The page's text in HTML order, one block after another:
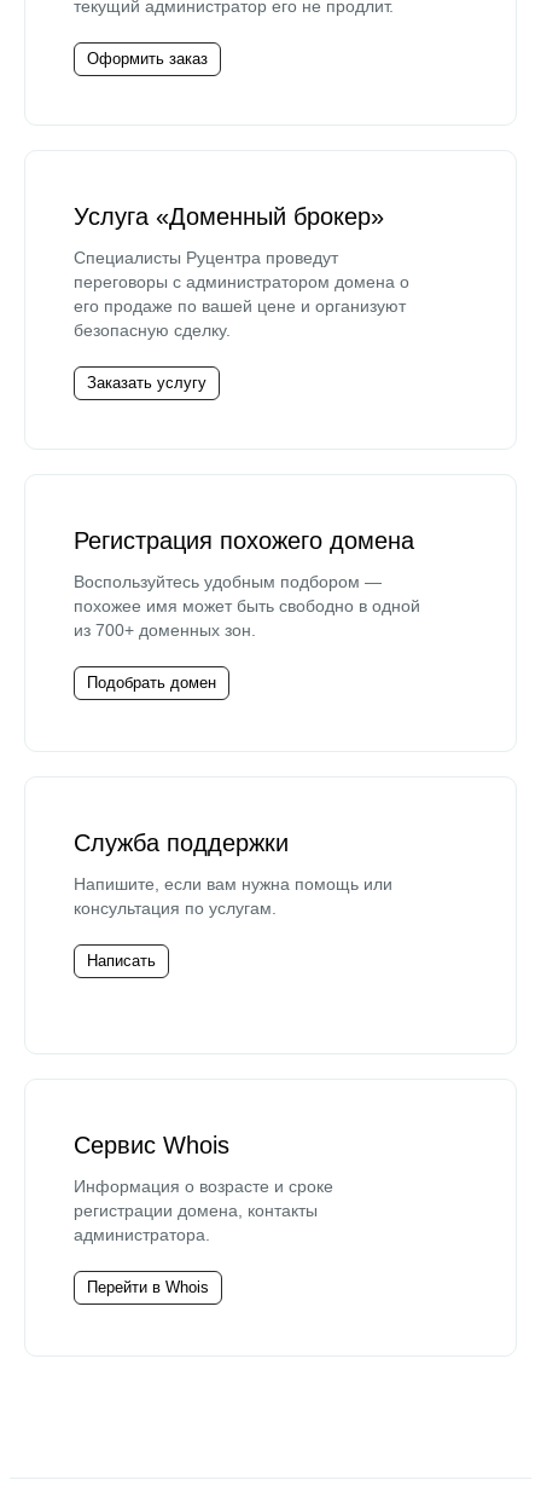
текущий администратор его не продлит.
Оформить заказ
Услуга «Доменный брокер»
Специалисты Руцентра проведут
переговоры с администратором домена о
его продаже по вашей цене и организуют
безопасную сделку.
Заказать услугу
Регистрация похожего домена
Воспользуйтесь удобным подбором —
похожее имя может быть свободно в одной
из 700+ доменных зон.
Подобрать домен
Служба поддержки
Напишите, если вам нужна помощь или
консультация по услугам.
Написать
Сервис Whois
Информация о возрасте и сроке
регистрации домена, контакты
администратора.
Перейти в Whois